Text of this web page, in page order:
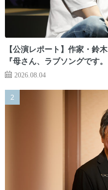
【公演レポート】作家・鈴
『母さん、ラブソングです。
2026.08.04